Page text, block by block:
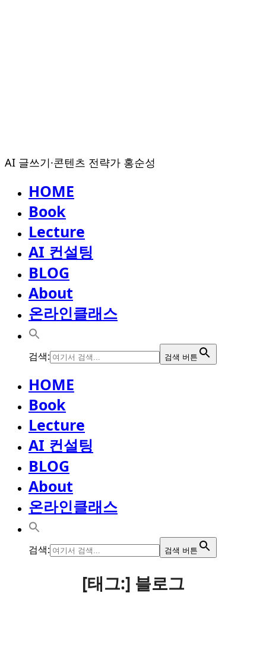
AI 글쓰기·콘텐츠 전략가 홍순성
HOME
Book
Lecture
AI 컨설팅
BLOG
About
온라인클래스
검색: 검색 버튼
HOME
Book
Lecture
AI 컨설팅
BLOG
About
온라인클래스
검색: 검색 버튼
[태그:] 블로그